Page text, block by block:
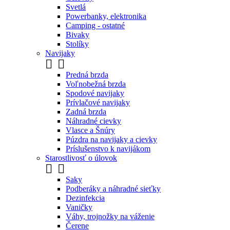
Svetlá
Powerbanky, elektronika
Camping - ostatné
Bivaky
Stolíky
Navijaky
 
Predná brzda
Voľnobežná brzda
Spodové navijaky
Prívlačové navijaky
Zadná brzda
Náhradné cievky
Vlasce a Šnúry
Púzdra na navijaky a cievky
Príslušenstvo k navijákom
Starostlivosť o úlovok
 
Saky
Podberáky a náhradné sieťky
Dezinfekcia
Vaničky
Váhy, trojnožky na váženie
Čerene